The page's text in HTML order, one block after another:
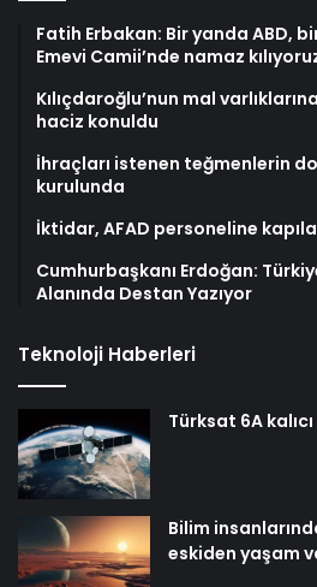
Fatih Erbakan: Bir yanda ABD,
Emevi Camii’nde namaz
Kılıçdaroğlu’nun mal
haciz konuldu
İhraçları istenen teğmenlerin
kurulunda
İktidar, AFAD personeline
Cumhurbaşkanı Erdoğan:
Alanında Destan Yazıyor
Teknoloji Haberleri
Türksat 6A
Bilim
eskiden yaşam